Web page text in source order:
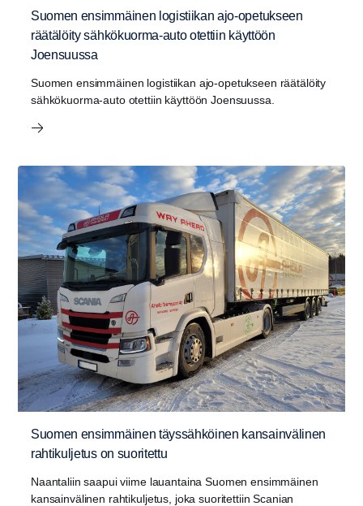
Suomen ensimmäinen logistiikan ajo-opetukseen
räätälöity sähkökuorma-auto otettiin käyttöön
Joensuussa
Suomen ensimmäinen logistiikan ajo-opetukseen räätälöity
sähkökuorma-auto otettiin käyttöön Joensuussa.
Suomen ensimmäinen täyssähköinen kansainvälinen
rahtikuljetus on suoritettu
Naantaliin saapui viime lauantaina Suomen ensimmäinen
kansainvälinen rahtikuljetus, joka suoritettiin Scanian